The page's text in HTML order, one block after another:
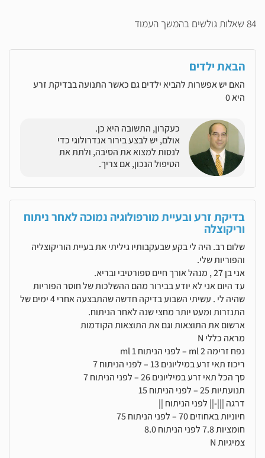
84 שאלות גולשים בהמשך העמוד
הבאת ילדים
האם יש אפשרות להביא ילדים גם כאשר התנועה בבדיקת זרע
היא 0
כעקרון, התשובה היא כן.
אולם, יש לבצע בירור אנדרולוגי כדי
לנסות למצוא את הסיבה, ולתת את
הטיפול הנכון, אם צריך.
בדיקת זרע ובעיית מורפולוגיה נמוכה לאחר ניתוח
וריקוצלה
שלום רב. היה לי בקע שבעקבותיו גיליתי את בעיית הוריקוצליה
והפוריות שלי.
אני בן 27 , מנהל אורך חיים ספורטיבי ובריא.
עד היום אני לא יודע בבירור מהם ההשלכות של חוסר הפוריות
שהיה לי . עשיתי השבוע בדיקה חדשה שהתבצעה אחרי 4 ימים של
התנזרות ומעט יותר מחצי שנה לאחר הניתוח.
ארשום את התוצאות וגם את התוצאות הקודמות
מראה כללי N
נפח זרימה ml 2 – לפני הניתוח 1 ml
ריכוז תאי זרע במיליונים 13 – לפני הניתוח 7
סך הכל תאי זרע במיליונים 26 – לפני הניתוח 7
תנועתיות 25 – לפני הניתוח 15
דרגה |||-|| לפני הניתוח ||
חיוניות באחוזים 70 – לפני הניתוח 75
חומציות 7.8 לפני הניתוח 8.0
צמיגיות N